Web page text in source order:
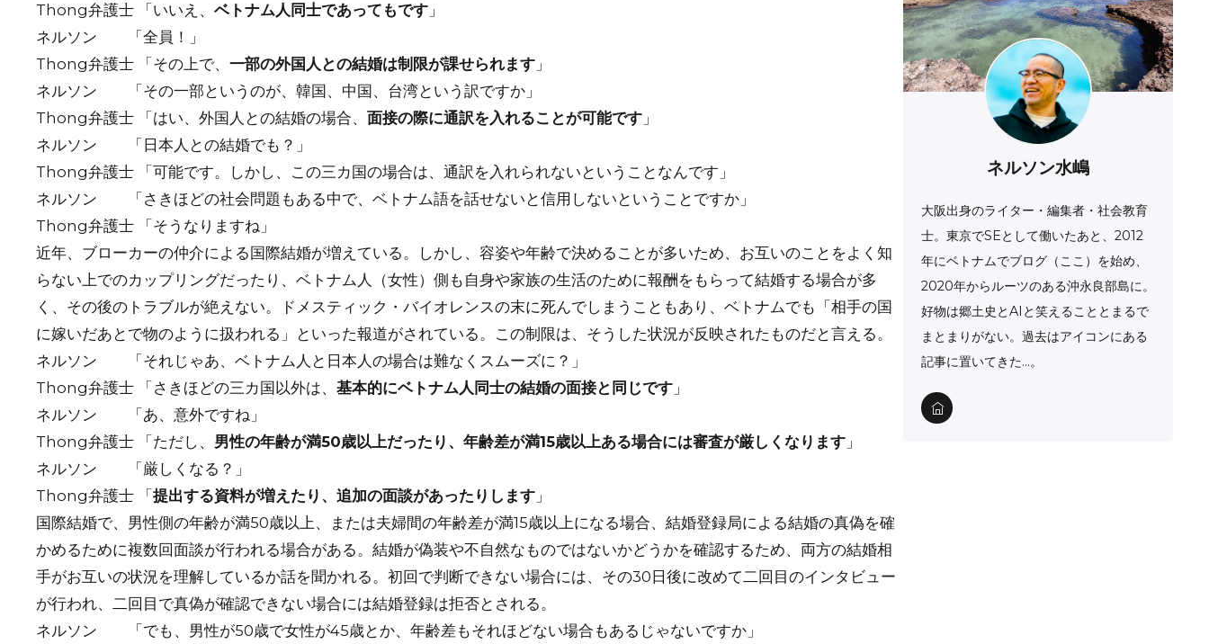
Thong弁護士 「いいえ、 ベトナム人同士であってもです 」
ネルソン 「全員！」
Thong弁護士 「その上で、 一部の外国人との結婚は制限が課せられます 」
ネルソン 「その一部というのが、韓国、中国、台湾という訳ですか」
Thong弁護士 「はい、外国人との結婚の場合、 面接の際に通訳を入れることが可能です 」
ネルソン 「日本人との結婚でも？」
Thong弁護士 「可能です。しかし、この三カ国の場合は、通訳を入れられないということなんです」
ネルソン 「さきほどの社会問題もある中で、ベトナム語を話せないと信用しないということですか」
Thong弁護士 「そうなりますね」
近年、ブローカーの仲介による国際結婚が増えている。しかし、容姿や年齢で決めることが多いため、お互いのことをよく知
らない上でのカップリングだったり、ベトナム人（女性）側も自身や家族の生活のために報酬をもらって結婚する場合が多
く、その後のトラブルが絶えない。ドメスティック・バイオレンスの末に死んでしまうこともあり、ベトナムでも「相手の国
に嫁いだあとで物のように扱われる」といった報道がされている。この制限は、そうした状況が反映されたものだと言える。
ネルソン 「それじゃあ、ベトナム人と日本人の場合は難なくスムーズに？」
Thong弁護士 「さきほどの三カ国以外は、 基本的にベトナム人同士の結婚の面接と同じです 」
ネルソン 「あ、意外ですね」
Thong弁護士 「ただし、 男性の年齢が満50歳以上だったり、年齢差が満15歳以上ある場合には審査が厳しくなります 」
ネルソン 「厳しくなる？」
Thong弁護士 「 提出する資料が増えたり、追加の面談があったりします 」
国際結婚で、男性側の年齢が満50歳以上、または夫婦間の年齢差が満15歳以上になる場合、結婚登録局による結婚の真偽を確
かめるために複数回面談が行われる場合がある。結婚が偽装や不自然なものではないかどうかを確認するため、両方の結婚相
手がお互いの状況を理解しているか話を聞かれる。初回で判断できない場合には、その30日後に改めて二回目のインタビュー
が行われ、二回目で真偽が確認できない場合には結婚登録は拒否とされる。
ネルソン 「でも、男性が50歳で女性が45歳とか、年齢差もそれほどない場合もあるじゃないですか」
ネルソン水嶋
大阪出身のライター・編集者・社会教育
士。東京でSEとして働いたあと、2012
年にベトナムでブログ（ここ）を始め、
2020年からルーツのある沖永良部島に。
好物は郷土史とAIと笑えることとまるで
まとまりがない。過去はアイコンにある
記事に置いてきた…。